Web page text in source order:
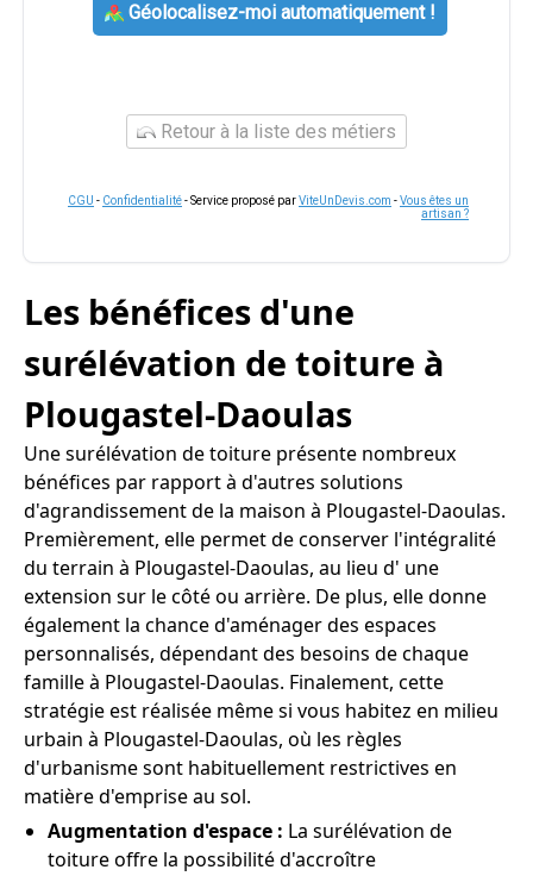
Géolocalisez-moi automatiquement !
Retour à la liste des métiers
CGU - Confidentialité- Service proposé parViteUnDevis.com -Vous êtes un
artisan ?
Les bénéfices d'une
surélévation de toiture à
Plougastel-Daoulas
Une surélévation de toiture présente nombreux
bénéfices par rapport à d'autres solutions
d'agrandissement de la maison à Plougastel-Daoulas.
Premièrement, elle permet de conserver l'intégralité
du terrain à Plougastel-Daoulas, au lieu d' une
extension sur le côté ou arrière. De plus, elle donne
également la chance d'aménager des espaces
personnalisés, dépendant des besoins de chaque
famille à Plougastel-Daoulas. Finalement, cette
stratégie est réalisée même si vous habitez en milieu
urbain à Plougastel-Daoulas, où les règles
d'urbanisme sont habituellement restrictives en
matière d'emprise au sol.
Augmentation d'espace : La surélévation de
toiture offre la possibilité d'accroître